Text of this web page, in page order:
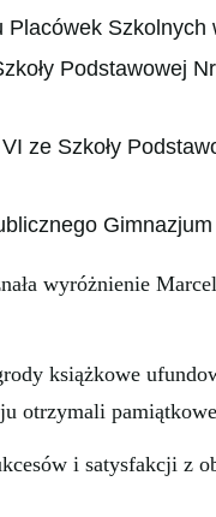
Placówek
Podstawowej
ze Szkoły
wyróżnienie
książkowe
otrzymali
i satysfakcji z